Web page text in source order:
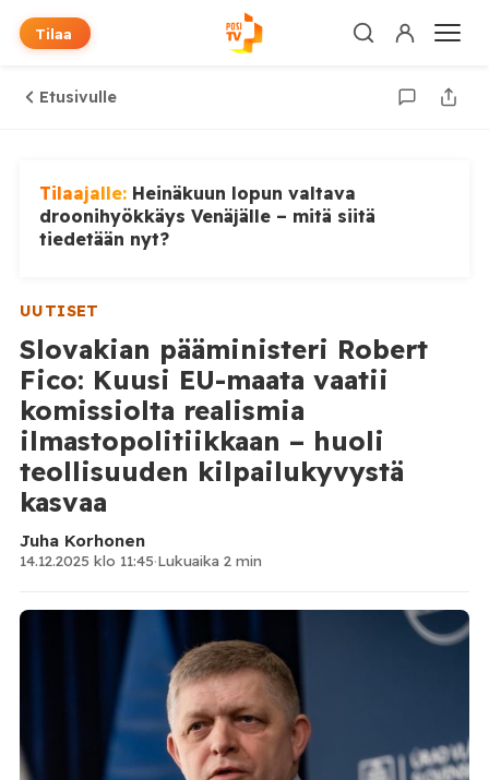
Tilaa
Etusivulle
Tilaajalle: Heinäkuun lopun valtava
droonihyökkäys Venäjälle – mitä siitä
tiedetään nyt?
UUTISET
Slovakian pääministeri Robert
Fico: Kuusi EU-maata vaatii
komissiolta realismia
ilmastopolitiikkaan – huoli
teollisuuden kilpailukyvystä
kasvaa
Juha Korhonen
14.12.2025 klo 11:45·Lukuaika 2 min